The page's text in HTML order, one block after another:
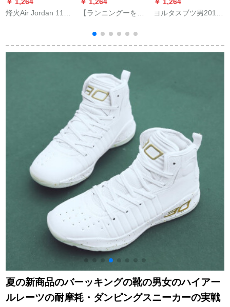
烽火Air Jordan 11
37 37-10煙台DB 2倉
【ランニングーを送
ースム2011年9月の
新型レインフェルエ
カーに空气を入れて
いることが判明しま
した。
ヨルタスブツ男2019
性運動靴男Z白/黒42
夏の新商品のバーッキングの靴の男女のハイアー
ルレーツの耐摩耗・ダンピングスニーカーの実戦